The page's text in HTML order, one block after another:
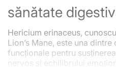
sănătate
Hericium erinaceus,
Lion’s Mane, este una
funcționale pentru
nervos și echilibrului